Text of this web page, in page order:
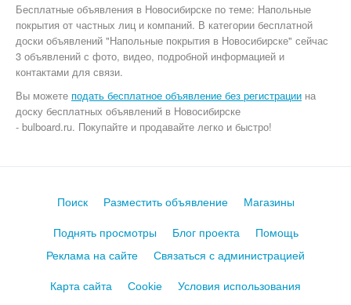
Бесплатные объявления в Новосибирске по теме: Напольные
покрытия от частных лиц и компаний. В категории бесплатной
доски объявлений "Напольные покрытия в Новосибирске" сейчас
3 объявлений с фото, видео, подробной информацией и
контактами для связи.
Вы можете подать бесплатное объявление без регистрации на
доску бесплатных объявлений в Новосибирске
- bulboard.ru. Покупайте и продавайте легко и быстро!
Поиск Разместить объявление Магазины
Поднять просмотры Блог проекта
Помощь
Реклама на сайте
Связаться с администрацией
Карта сайта Cookie Условия использования